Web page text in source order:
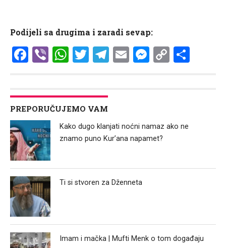
Podijeli sa drugima i zaradi sevap:
Facebook
ViberWhatsApp
Twitter
Telegram
EmailCopy
PREPORUČUJEMO VAM
Kako dugo klanjati noćni namaz ako ne
znamo puno Kur’ana napamet?
Ti si stvoren za Dženneta
Imam i mačka | Mufti Menk o tom događaju